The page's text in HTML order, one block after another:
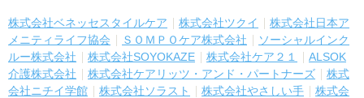
株式会社ベネッセスタイルケア 株式会社ツクイ
株式会社日本ア
メニティライフ協会
ＳＯＭＰＯケア株式会社
ソーシャルインク
ルー株式会社
株式会社SOYOKAZE 株式会社ケア２１
ALSOK
介護株式会社
株式会社ケアリッツ・アンド・パートナーズ
株式
会社ニチイ学館
株式会社ソラスト 株式会社やさしい手
株式会